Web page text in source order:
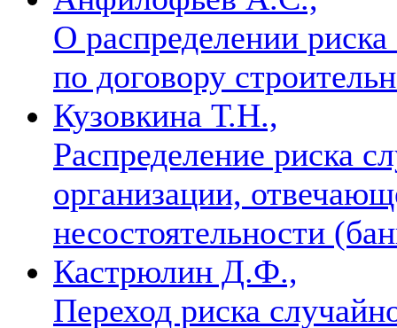
О распределении
по договору
Кузовкина Т.Н.,
Распределение риска
организации,
несостоятельности
Кастрюлин Д.Ф.,
Переход риска